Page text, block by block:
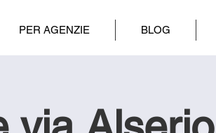
PER AGENZIE BLOG